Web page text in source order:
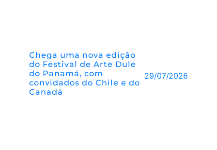
Chega uma nova edição
do Festival de Arte Dule
do Panamá, com
convidados do Chile e do
Canadá
29/07/2026